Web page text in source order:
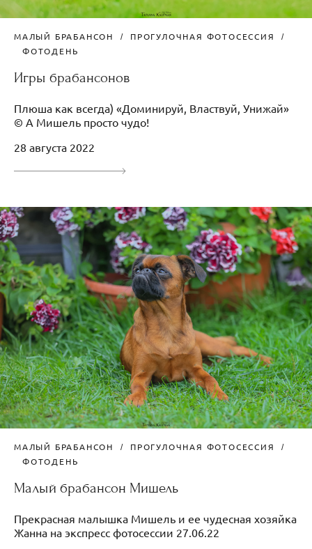
МАЛЫЙ БРАБАНСОН
ПРОГУЛОЧНАЯ ФОТОСЕССИЯ
ФОТОДЕНЬ
Игры брабансонов
Плюша как всегда) «Доминируй, Властвуй, Унижай»
© А Мишель просто чудо!
28 августа 2022
МАЛЫЙ БРАБАНСОН
ПРОГУЛОЧНАЯ ФОТОСЕССИЯ
ФОТОДЕНЬ
Малый брабансон Мишель
Прекрасная малышка Мишель и ее чудесная хозяйка
Жанна на экспресс фотосессии 27.06.22